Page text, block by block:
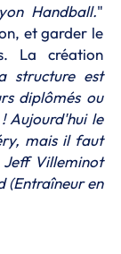
Handball."
et garder le
La création
structure est
diplômés ou
Aujourd'hui le
mais il faut
Villeminot
(Entraîneur en